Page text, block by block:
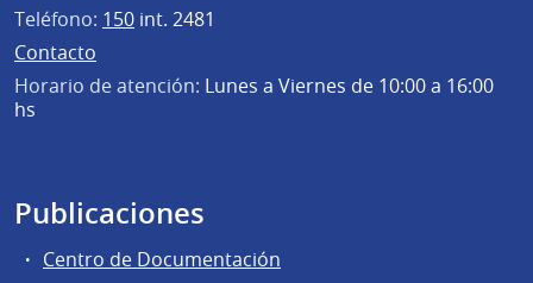
Teléfono: 150 int. 2481
Contacto
Horario de atención: Lunes a Viernes de 10:00 a 16:00
hs
Publicaciones
Centro de Documentación